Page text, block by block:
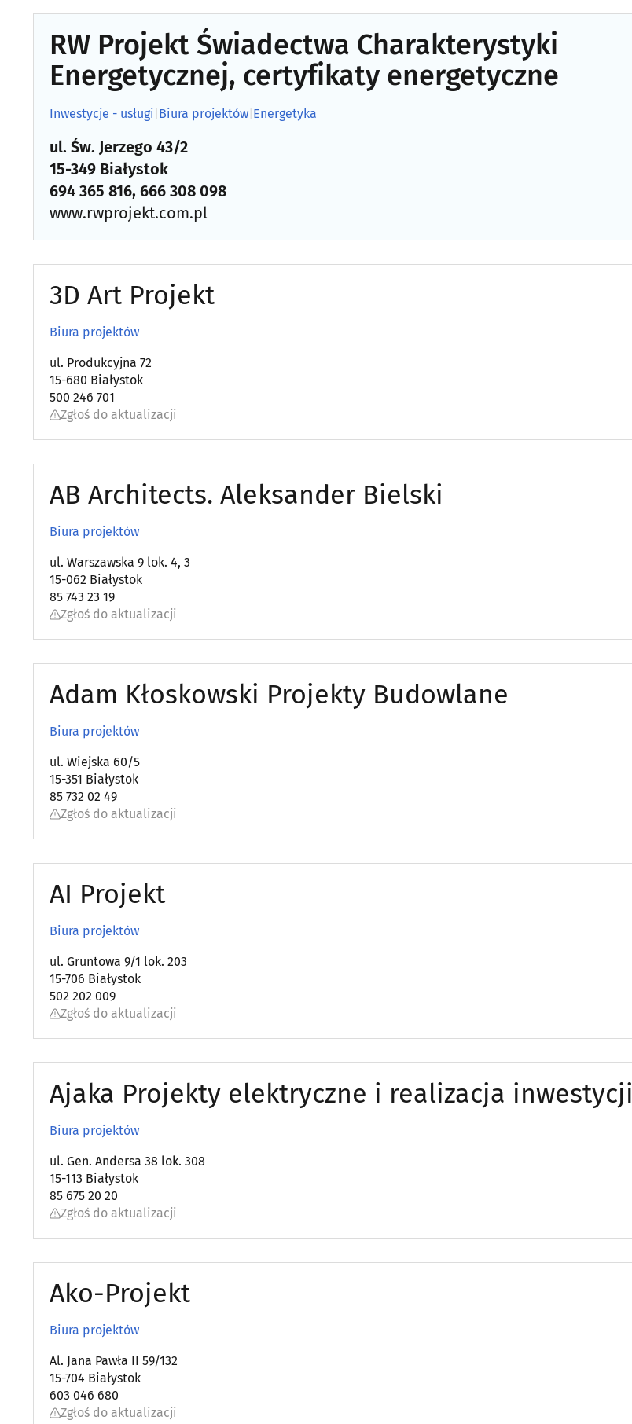
RW Projekt Świadectwa Charakterystyki
Energetycznej, certyfikaty energetyczne
Inwestycje - usługi Biura projektów Energetyka
ul. Św. Jerzego 43/2
15-349 Białystok
694 365 816, 666 308 098
www.rwprojekt.com.pl
3D Art Projekt
Biura projektów
ul. Produkcyjna 72
15-680 Białystok
500 246 701
Zgłoś do aktualizacji
AB Architects. Aleksander Bielski
Biura projektów
ul. Warszawska 9 lok. 4, 3
15-062 Białystok
85 743 23 19
Zgłoś do aktualizacji
Adam Kłoskowski Projekty Budowlane
Biura projektów
ul. Wiejska 60/5
15-351 Białystok
85 732 02 49
Zgłoś do aktualizacji
AI Projekt
Biura projektów
ul. Gruntowa 9/1 lok. 203
15-706 Białystok
502 202 009
Zgłoś do aktualizacji
Ajaka Projekty elektryczne i realizacja inwestycji
Biura projektów
ul. Gen. Andersa 38 lok. 308
15-113 Białystok
85 675 20 20
Zgłoś do aktualizacji
Ako-Projekt
Biura projektów
Al. Jana Pawła II 59/132
15-704 Białystok
603 046 680
Zgłoś do aktualizacji